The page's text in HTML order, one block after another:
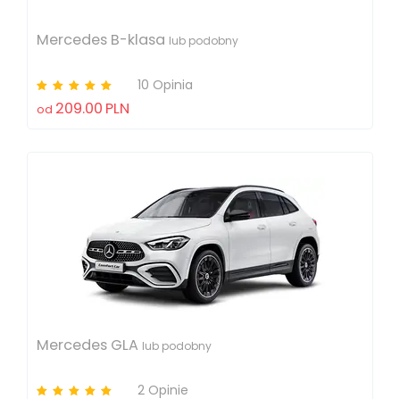
Mercedes B-klasa lub podobny
10 Opinia
od 209.00 PLN
Mercedes GLA lub podobny
2 Opinie